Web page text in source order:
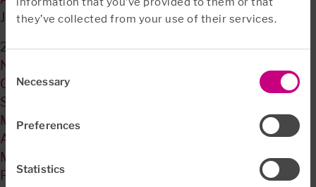
they’ve collected from your use of their services.
Consent
Selection
Necessary
Preferences
Statistics
Januar
2024
November
Oktober
September
Maj
April
Marts
Februar